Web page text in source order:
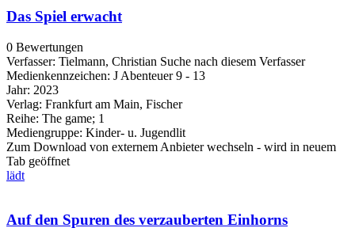
Das Spiel erwacht
0 Bewertungen
Verfasser: Tielmann, Christian Suche nach diesem Verfasser
Medienkennzeichen: J Abenteuer 9 - 13
Jahr: 2023
Verlag: Frankfurt am Main, Fischer
Reihe: The game; 1
Mediengruppe: Kinder- u. Jugendlit
Zum Download von externem Anbieter wechseln - wird in neuem
Tab geöffnet
lädt
Auf den Spuren des verzauberten Einhorns